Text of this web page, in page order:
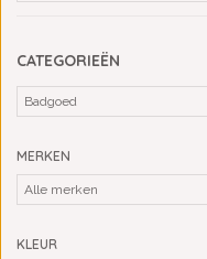
CATEGORIEËN
MERKEN
KLEUR